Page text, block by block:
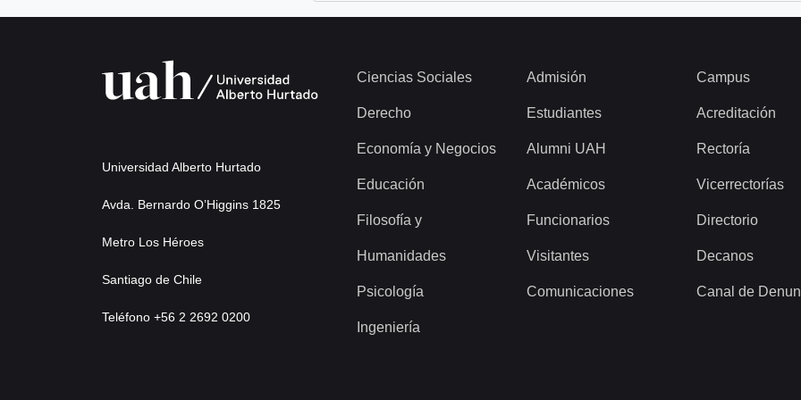
Universidad Alberto Hurtado
Avda. Bernardo O’Higgins 1825
Metro Los Héroes
Santiago de Chile
Teléfono +56 2 2692 0200
Ciencias Sociales
Derecho
Economía y Negocios
Educación
Filosofía y
Humanidades
Psicología
Ingeniería
Admisión
Estudiantes
Alumni UAH
Académicos
Funcionarios
Visitantes
Comunicaciones
Campus
Acreditación
Rectoría
Vicerrectorías
Directorio
Decanos
Canal de